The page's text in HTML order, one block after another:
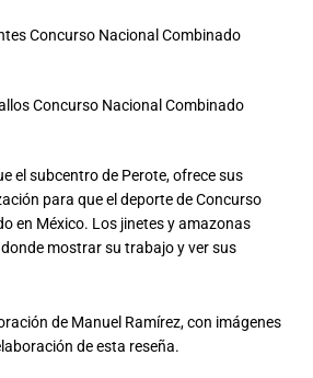
Concurso Nacional Combinado
Concurso Nacional Combinado
el subcentro de Perote, ofrece sus
para que el deporte de Concurso
en México. Los jinetes y amazonas
mostrar su trabajo y ver sus
de Manuel Ramírez, con imágenes
de esta reseña.